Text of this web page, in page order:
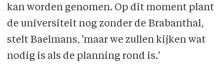
kan worden genomen. Op dit moment plant
de universiteit nog zonder de Brabanthal,
stelt Baelmans, 'maar we zullen kijken wat
nodig is als de planning rond is.'